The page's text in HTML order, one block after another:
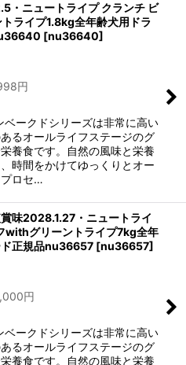
・ニュートライプ クランチ ビ
ライプ1.8kg全年齢犬用ドラ
[nu36640]
円
ベークドシリーズは非常に高い
るオールライフステージのグ
養食です。自然の風味と栄養
時間をかけてゆっくりとオー
ロセ…
味2028.1.27・ニュートライ
withグリーントライプ7kg全年
正規品nu36657 [nu36657]
円
ベークドシリーズは非常に高い
るオールライフステージのグ
養食です。自然の風味と栄養